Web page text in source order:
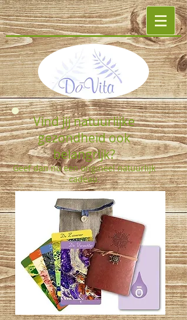
Vind jij natuurlijke
gezondheid ook
belangrijk?
Geef dan nu een origineel natuurlijk
cadeau.